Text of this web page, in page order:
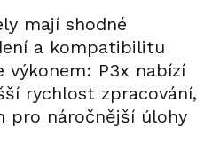
mají shodné
a kompatibilitu
výkonem: P3x nabízí
rychlost zpracování,
pro náročnější úlohy